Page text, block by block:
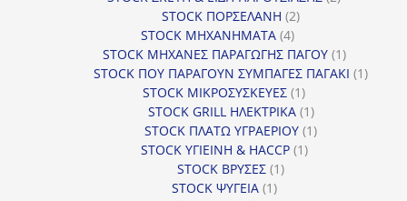
STOCK ΠΟΡΣΕΛΑΝΗ 22
STOCK ΜΗΧΑΝΗΜΑΤΑ 44
προϊόντα
STOCK ΜΗΧΑΝΕΣ ΠΑΡΑΓΩΓΗΣ ΠΑΓΟΥ 11
προϊόν
STOCK ΠΟΥ ΠΑΡΑΓΟΥΝ ΣΥΜΠΑΓΕΣ ΠΑΓΑΚΙ 11
STOCK ΜΙΚΡΟΣΥΣΚΕΥΕΣ 11
προϊόν
STOCK GRILL ΗΛΕΚΤΡΙΚΑ 11
προϊόν
STOCK ΠΛΑΤΩ ΥΓΡΑΕΡΙΟΥ 11
STOCK ΥΓΙΕΙΝΗ & HACCP 11
STOCK ΒΡΥΣΕΣ 11
STOCK ΨΥΓΕΙΑ 11